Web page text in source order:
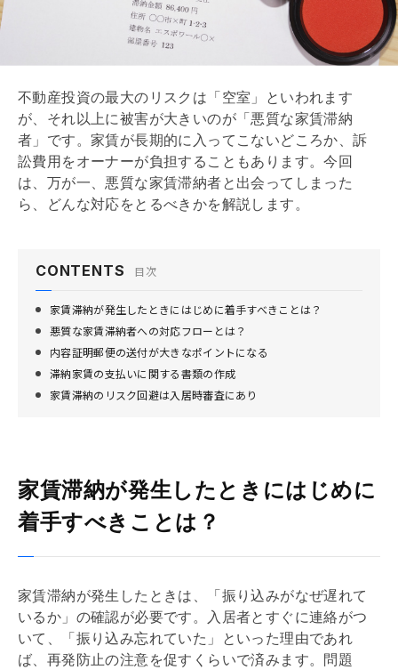
不動産投資の最大のリスクは「空室」といわれます
が、それ以上に被害が大きいのが「悪質な家賃滞納
者」です。家賃が長期的に入ってこないどころか、訴
訟費用をオーナーが負担することもあります。今回
は、万が一、悪質な家賃滞納者と出会ってしまった
ら、どんな対応をとるべきかを解説します。
CONTENTS 目次
家賃滞納が発生したときにはじめに着手すべきことは？
悪質な家賃滞納者への対応フローとは？
内容証明郵便の送付が大きなポイントになる
滞納家賃の支払いに関する書類の作成
家賃滞納のリスク回避は入居時審査にあり
家賃滞納が発生したときにはじめに
着手すべきことは？
家賃滞納が発生したときは、「振り込みがなぜ遅れて
いるか」の確認が必要です。入居者とすぐに連絡がつ
いて、「振り込み忘れていた」といった理由であれ
ば、再発防止の注意を促すくらいで済みます。問題